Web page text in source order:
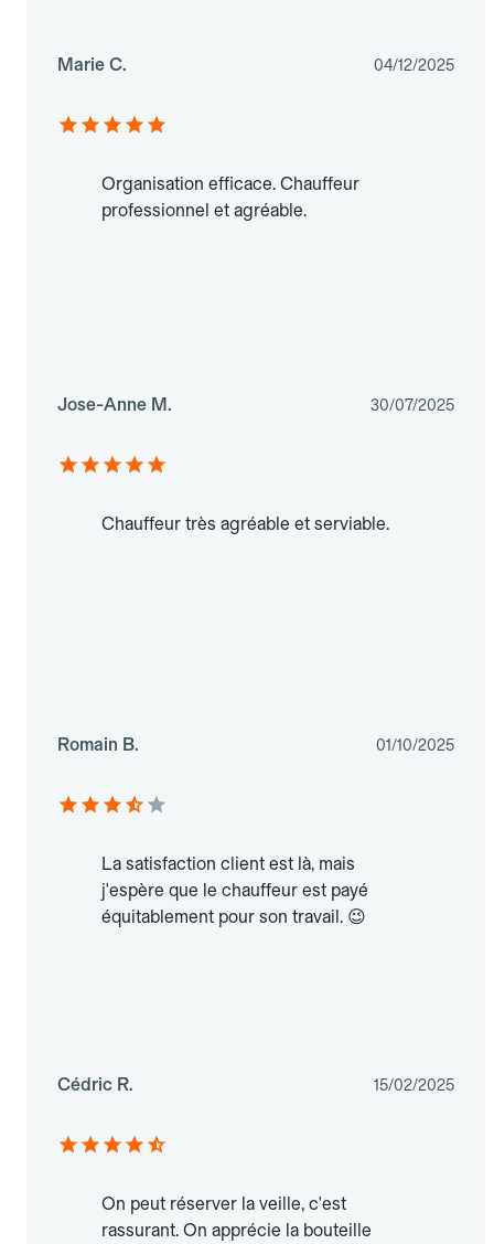
Marie C. 04/12/2025
Organisation efficace. Chauffeur
professionnel et agréable.
Jose-Anne M. 30/07/2025
Chauffeur très agréable et serviable.
Romain B. 01/10/2025
La satisfaction client est là, mais
j'espère que le chauffeur est payé
équitablement pour son travail. 😉
Cédric R. 15/02/2025
On peut réserver la veille, c'est
rassurant. On apprécie la bouteille